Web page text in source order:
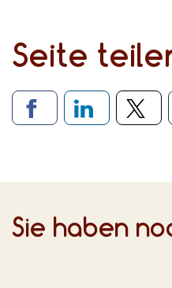
Seite
Sie haben